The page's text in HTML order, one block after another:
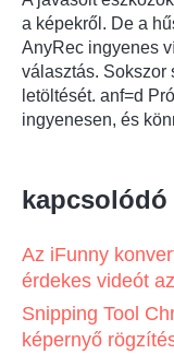
a képekről. De a
AnyRec ingyenes
választás. Sokszor
letöltését. anf=d
ingyenesen, és
kapcsolódó
Az iFunny
érdekes videót
Snipping Tool
képernyő